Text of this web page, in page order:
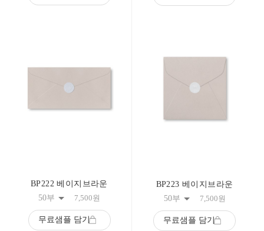
BP222 베이지브라운
50부
7,500원
무료샘플 담기
BP223 베이지브라운
50부
7,500원
무료샘플 담기